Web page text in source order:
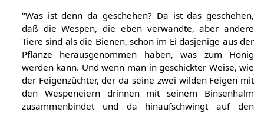
"Was ist denn da geschehen? Da ist das geschehen,
daß die Wespen, die eben verwandte, aber andere
Tiere sind als die Bienen, schon im Ei dasjenige aus der
Pflanze herausgenommen haben, was zum Honig
werden kann. Und wenn man in geschickter Weise, wie
der Feigenzüchter, der da seine zwei wilden Feigen mit
den Wespeneiern drinnen mit seinem Binsenhalm
zusammenbindet und da hinaufschwingt auf den